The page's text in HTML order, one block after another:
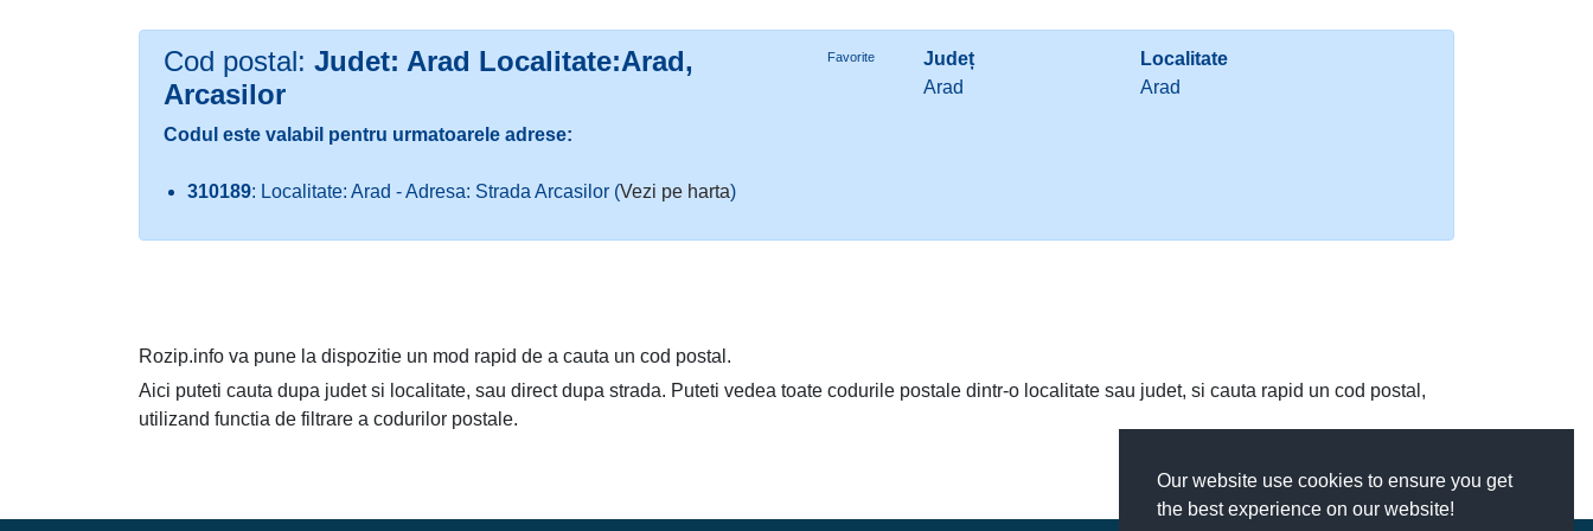
Our website use cookies to ensure you get
the best experience on our website!
Cod postal: Judet: Arad Localitate:Arad,
Arcasilor
Favorite
Județ
Arad
Localitate
Arad
Codul este valabil pentru urmatoarele adrese:
310189: Localitate: Arad - Adresa: Strada Arcasilor (Vezi pe harta)
Rozip.info va pune la dispozitie un mod rapid de a cauta un cod postal.
Aici puteti cauta dupa judet si localitate, sau direct dupa strada. Puteti vedea toate codurile postale dintr-o localitate sau judet, si cauta rapid un cod postal,
utilizand functia de filtrare a codurilor postale.